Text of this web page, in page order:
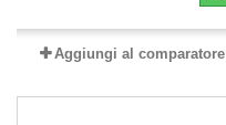
Aggiungi al comparatore